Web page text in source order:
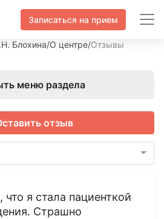
Записаться на прием
Блохина/О центре/Отзывы
меню раздела
отзыв
что я стала пациенткой
Страшно